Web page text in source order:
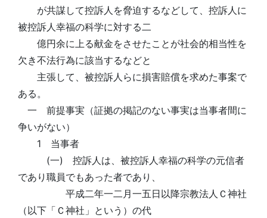
が共謀して控訴人を脅迫するなどして、控訴人に
被控訴人幸福の科学に対する二
億円余に上る献金をさせたことが社会的相当性を
欠き不法行為に該当するなどと
主張して、被控訴人らに損害賠償を求めた事案で
ある。
一 前提事実（証拠の掲記のない事実は当事者間に
争いがない）
1 当事者
(一) 控訴人は、被控訴人幸福の科学の元信者
であり職員でもあった者であり、
平成二年一二月一五日以降宗教法人Ｃ神社
（以下「Ｃ神社」という）の代